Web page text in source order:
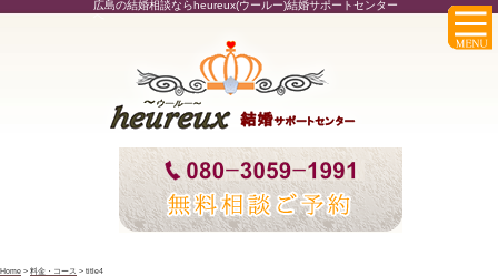
広島の結婚相談ならheureux(ウールー)結婚サポートセンター
へ
Home > 料金・コース > title4